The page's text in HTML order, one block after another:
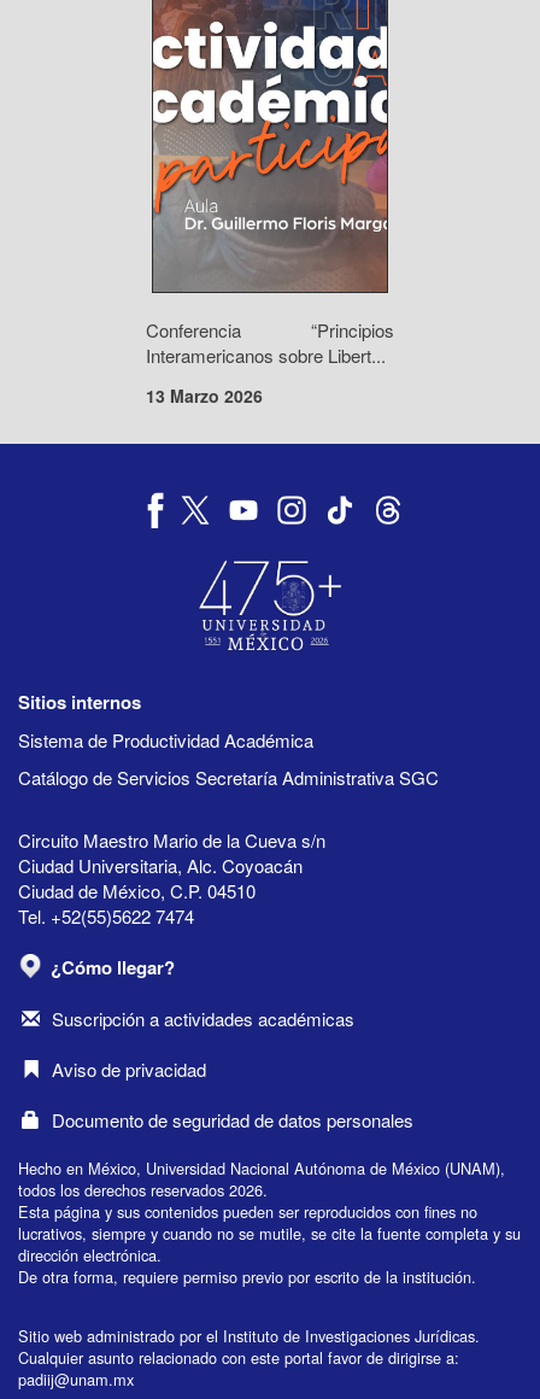
Conferencia “Principios
Interamericanos sobre Libert...
13 Marzo 2026
Sitios internos
Sistema de Productividad Académica
Catálogo de Servicios Secretaría Administrativa SGC
Circuito Maestro Mario de la Cueva s/n
Ciudad Universitaria, Alc. Coyoacán
Ciudad de México, C.P. 04510
Tel. +52(55)5622 7474
¿Cómo llegar?
Suscripción a actividades académicas
Aviso de privacidad
Documento de seguridad de datos personales
Hecho en México, Universidad Nacional Autónoma de México (UNAM),
todos los derechos reservados 2026.
Esta página y sus contenidos pueden ser reproducidos con fines no
lucrativos, siempre y cuando no se mutile, se cite la fuente completa y su
dirección electrónica.
De otra forma, requiere permiso previo por escrito de la institución.
Sitio web administrado por el Instituto de Investigaciones Jurídicas.
Cualquier asunto relacionado con este portal favor de dirigirse a:
padiij@unam.mx